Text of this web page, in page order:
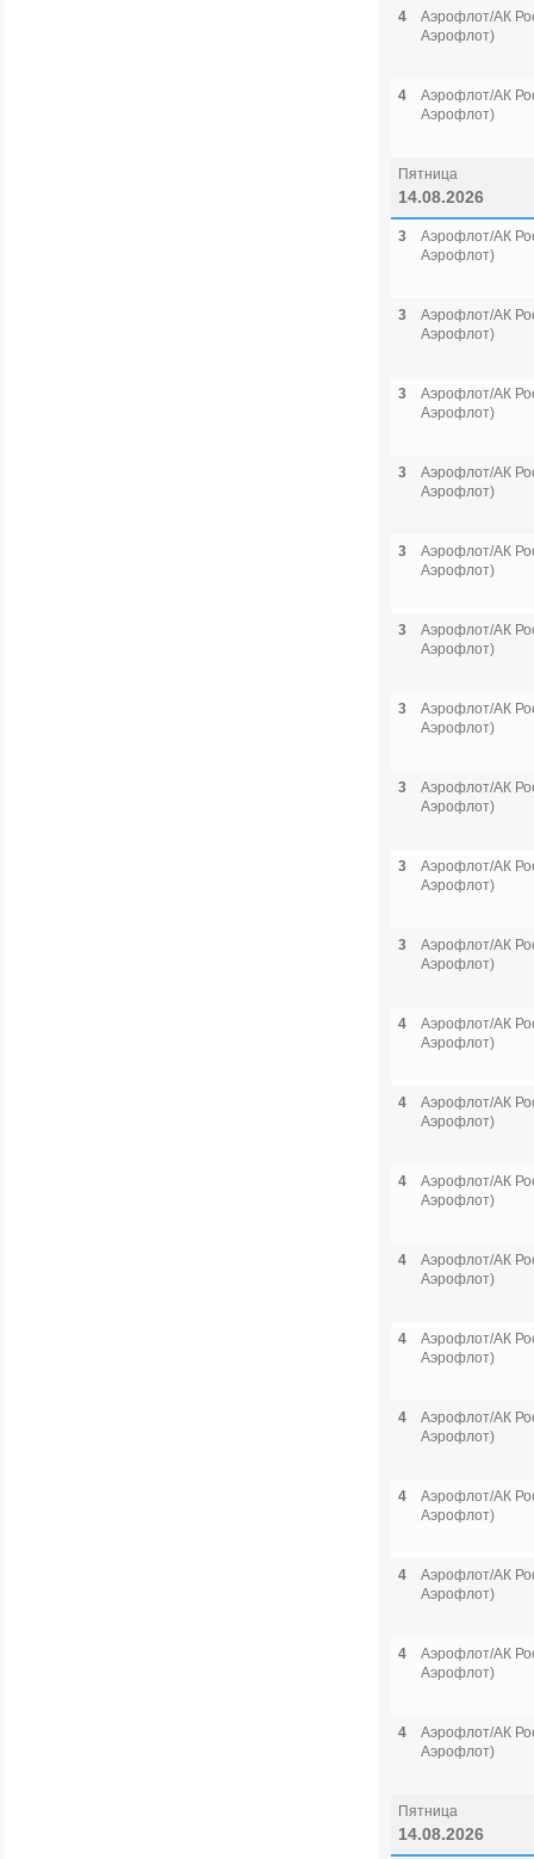
4
Аэрофлот/АК
Аэрофлот)
4
Аэрофлот/АК
Аэрофлот)
Пятница
14.08.2026
3
Аэрофлот/АК
Аэрофлот)
3
Аэрофлот/АК
Аэрофлот)
3
Аэрофлот/АК
Аэрофлот)
3
Аэрофлот/АК
Аэрофлот)
3
Аэрофлот/АК
Аэрофлот)
3
Аэрофлот/АК
Аэрофлот)
3
Аэрофлот/АК
Аэрофлот)
3
Аэрофлот/АК
Аэрофлот)
3
Аэрофлот/АК
Аэрофлот)
3
Аэрофлот/АК
Аэрофлот)
4
Аэрофлот/АК
Аэрофлот)
4
Аэрофлот/АК
Аэрофлот)
4
Аэрофлот/АК
Аэрофлот)
4
Аэрофлот/АК
Аэрофлот)
4
Аэрофлот/АК
Аэрофлот)
4
Аэрофлот/АК
Аэрофлот)
4
Аэрофлот/АК
Аэрофлот)
4
Аэрофлот/АК
Аэрофлот)
4
Аэрофлот/АК
Аэрофлот)
4
Аэрофлот/АК
Аэрофлот)
Пятница
14.08.2026